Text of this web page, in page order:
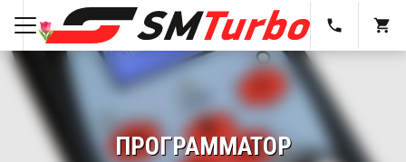
ПРОГРАММАТОР